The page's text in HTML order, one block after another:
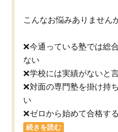
こんなお悩みありません
❌今通っている塾では総
ない
❌学校には実績がないと
❌対面の専門塾を掛け持
い
❌ゼロから始めて合格す
続きを読む